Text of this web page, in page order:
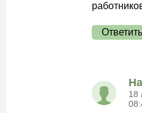
Ответить
18